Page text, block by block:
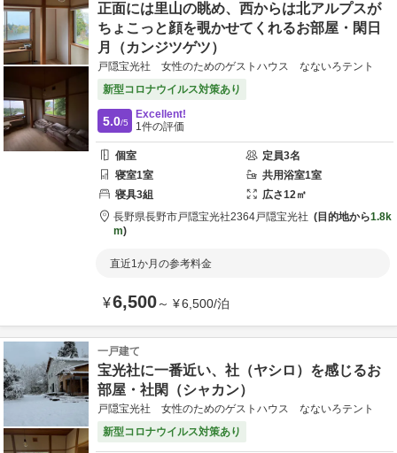
正面には里山の眺め、西からは北アルプスが
ちょこっと顔を覗かせてくれるお部屋・閑日
月（カンジツゲツ）
戸隠宝光社 女性のためのゲストハウス なないろテント
新型コロナウイルス対策あり
5.0/5
Excellent!
1件の評価
個室 定員3名
寝室1室 共用浴室1室
寝具3組 広さ12㎡
長野県長野市戸隠宝光社2364戸隠宝光社 目的地から1.8k
m
直近1か月の参考料金
¥6,500～ ¥6,500/泊
一戸建て
宝光社に一番近い、社（ヤシロ）を感じるお
部屋・社閑（シャカン）
戸隠宝光社 女性のためのゲストハウス なないろテント
新型コロナウイルス対策あり